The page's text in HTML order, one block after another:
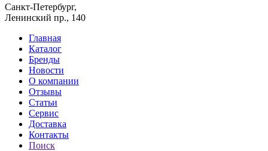
Санкт-Петербург,
Ленинский пр., 140
Главная
Каталог
Бренды
Новости
О компании
Отзывы
Статьи
Сервис
Доставка
Контакты
Поиск